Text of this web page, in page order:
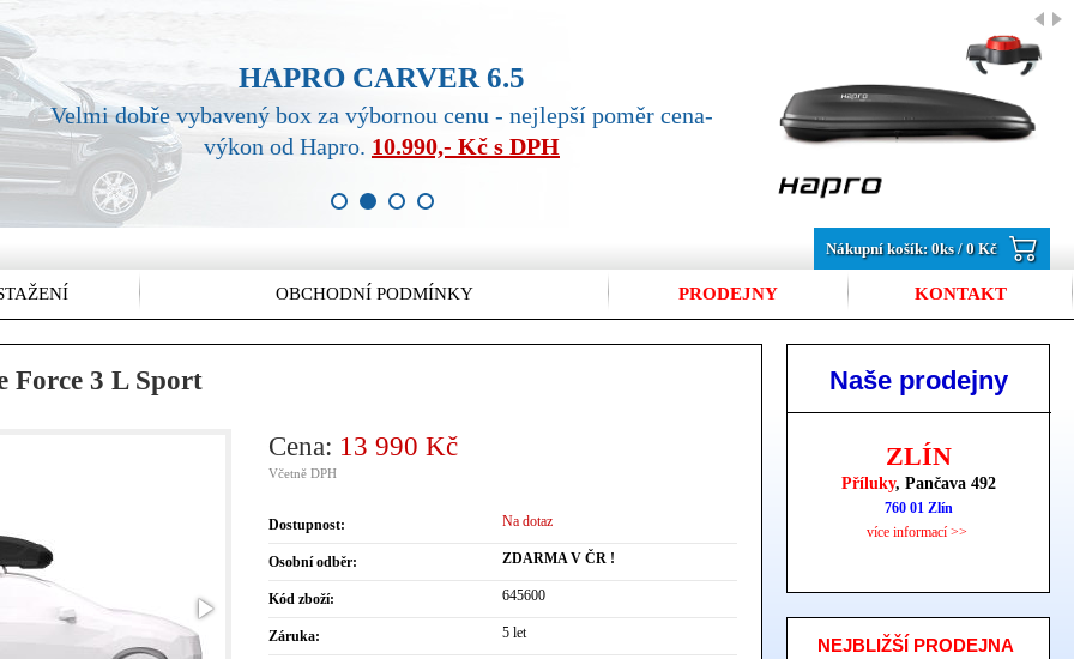
HAPRO CARVER 6.5
Velmi dobře vybavený box za výbornou cenu - nejlepší poměr cena-
výkon od Hapro. 10.990,- Kč s DPH
Nákupní košík:0ks /0 Kč
OBCHODNÍ PODMÍNKY PRODEJNY KONTAKT
Force 3 L Sport
Cena: 13 990 Kč
Včetně DPH
Dostupnost: Na dotaz
Osobní odběr: ZDARMA V ČR !
Kód zboží: 645600
Záruka: 5 let
Naše prodejny
ZLÍN
Příluky, Pančava 492
760 01 Zlín
více informací >>
NEJBLIŽŠÍ PRODEJNA